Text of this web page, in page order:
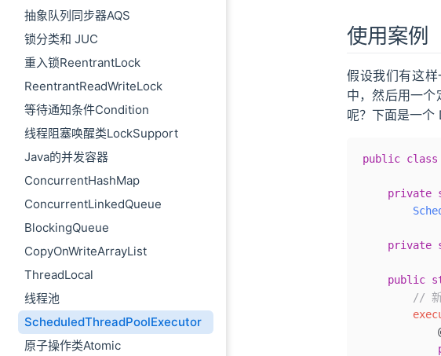
抽象队列同步器AQS
锁分类和 JUC
重入锁ReentrantLock
ReentrantReadWriteLock
等待通知条件Condition
线程阻塞唤醒类LockSupport
Java的并发容器
ConcurrentHashMap
ConcurrentLinkedQueue
BlockingQueue
CopyOnWriteArrayList
ThreadLocal
线程池
ScheduledThreadPoolExecutor
原子操作类Atomic
使用案例
假设我们有这
中，然后用一
呢？下面是一个
public class
    private
    private
    public
// 新